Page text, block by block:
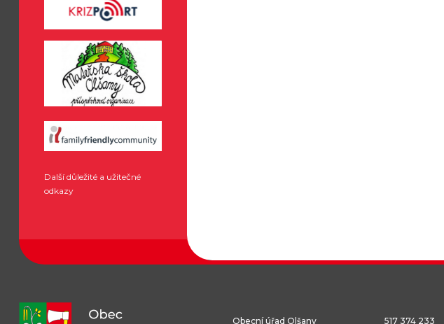
Další důležité a užitečné
odkazy
Obecní úřad Olšany
517 374 233